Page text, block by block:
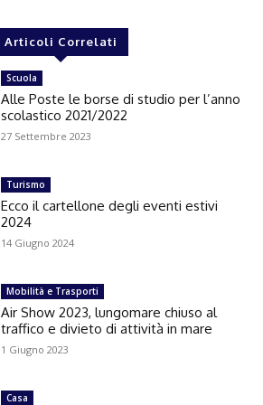
Articoli Correlati
Scuola
Alle Poste le borse di studio per l’anno
scolastico 2021/2022
27 Settembre 2023
Turismo
Ecco il cartellone degli eventi estivi
2024
14 Giugno 2024
Mobilità e Trasporti
Air Show 2023, lungomare chiuso al
traffico e divieto di attività in mare
1 Giugno 2023
Casa